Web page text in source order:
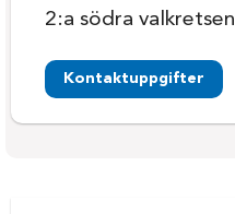
2:a södra valkretsen
Kontaktuppgifter